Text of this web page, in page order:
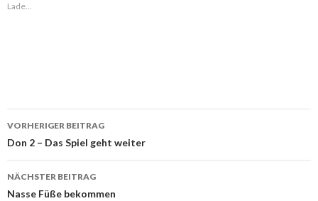
Lade...
Beitragsnavigation
VORHERIGER BEITRAG
Don 2 – Das Spiel geht weiter
NÄCHSTER BEITRAG
Nasse Füße bekommen